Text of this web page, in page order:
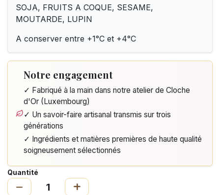
SOJA, FRUITS A COQUE, SESAME,
MOUTARDE, LUPIN
A conserver entre +1°C et +4°C
Notre engagement
✓ Fabriqué à la main dans notre atelier de Cloche
d'Or (Luxembourg)
✓ Un savoir-faire artisanal transmis sur trois
générations
✓ Ingrédients et matières premières de haute qualité
soigneusement sélectionnés
Quantité